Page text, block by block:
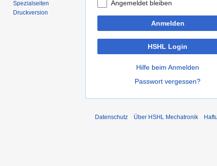
Angemeldet bleiben
Anmelden
HSHL Login
Hilfe beim Anmelden
Passwort vergessen?
Spezialseiten
Druckversion
Datenschutz Über HSHL Mechatronik